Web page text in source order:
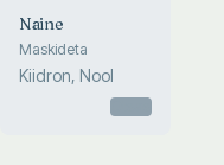
Naine
Maskideta
Kiidron, Nool